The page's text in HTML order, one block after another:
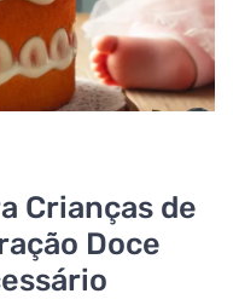
Crianças de
Doce